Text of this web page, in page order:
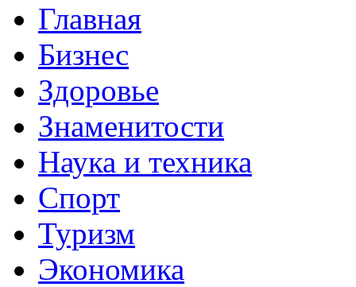
Главная
Бизнес
Здоровье
Знаменитости
Наука и техника
Спорт
Туризм
Экономика